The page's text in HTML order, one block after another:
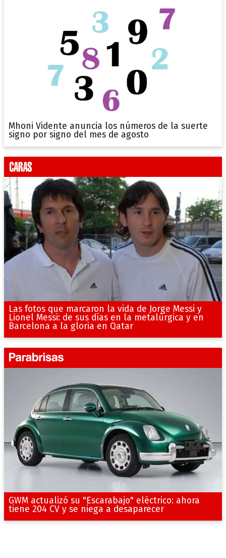
Mhoni Vidente anuncia los números de la suerte
signo por signo del mes de agosto
Las fotos que marcaron la vida de Jorge Messi y
Lionel Messi: de sus días en la metalúrgica y en
Barcelona a la gloria en Qatar
GWM actualizó su "Escarabajo" eléctrico: ahora
tiene 204 CV y se niega a desaparecer